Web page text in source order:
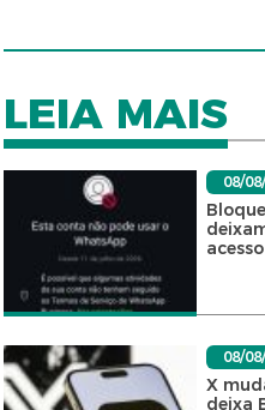
LEIA MAIS
08/
08/
X
deixa